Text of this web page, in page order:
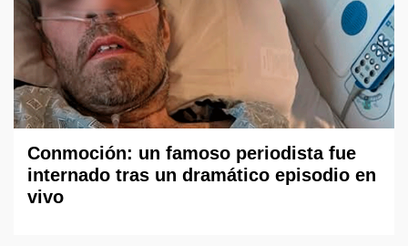
Conmoción: un famoso periodista fue
internado tras un dramático episodio en
vivo